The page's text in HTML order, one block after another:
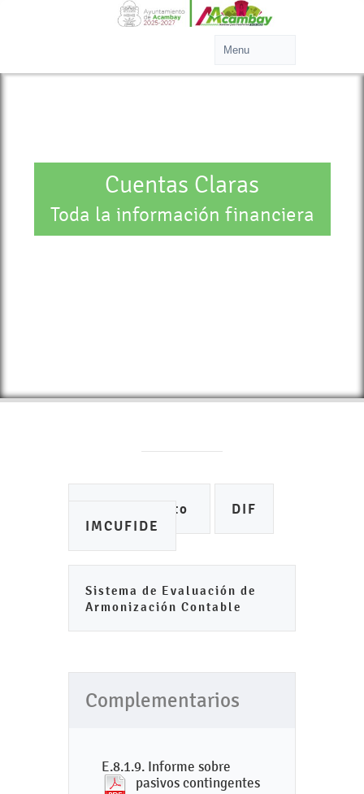
Cuentas Claras
Toda la información financiera
Ayuntamiento
DIF
IMCUFIDE
Sistema de Evaluación de
Armonización Contable
Complementarios
E.8.1.9. Informe sobre
pasivos contingentes